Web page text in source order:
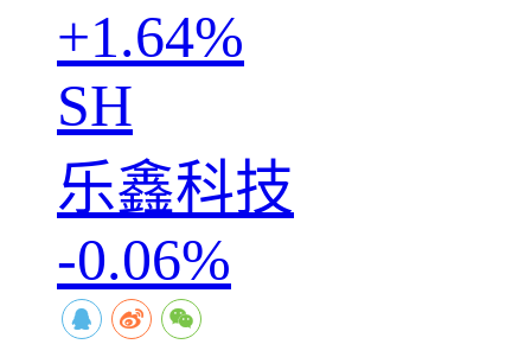
+1.64%
SH
乐鑫科技
-0.06%